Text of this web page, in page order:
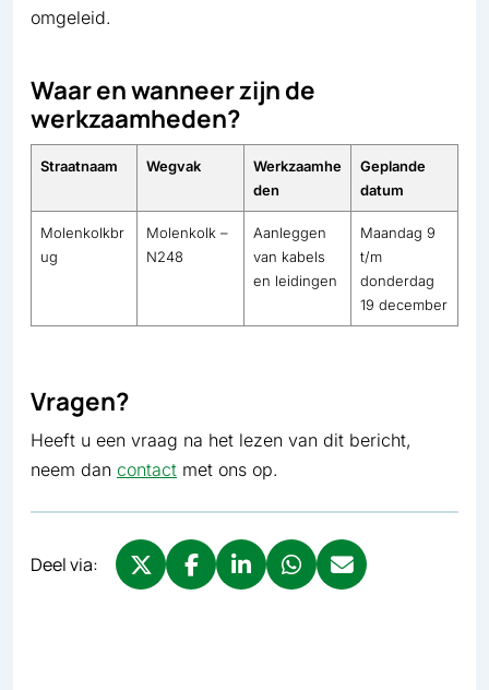
omgeleid.
Waar en wanneer zijn de
werkzaamheden?
Straatnaam Wegvak
Werkzaamhe
den
Geplande
datum
Molenkolkbr
ug
Molenkolk –
N248
Aanleggen
van kabels
en leidingen
Maandag 9
t/m
donderdag
19 december
Vragen?
Heeft u een vraag na het lezen van dit bericht,
neem dan contact met ons op.
Deel via: